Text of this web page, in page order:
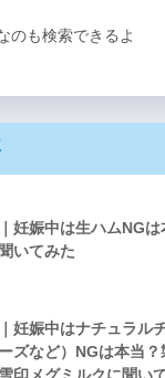
のも検索できるよ
妊娠中は生ハムNG
いてみた
妊娠中はナチュラル
ズなど）NGは本当